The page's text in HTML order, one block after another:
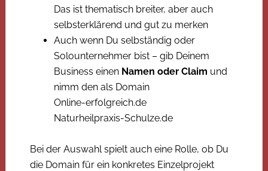
Das ist thematisch breiter, aber auch
selbsterklärend und gut zu merken
Auch wenn Du selbständig oder
Solounternehmer bist – gib Deinem
Business einen Namen oder Claim und
nimm den als Domain
Online-erfolgreich.de
Naturheilpraxis-Schulze.de
Bei der Auswahl spielt auch eine Rolle, ob Du
die Domain für ein konkretes Einzelprojekt